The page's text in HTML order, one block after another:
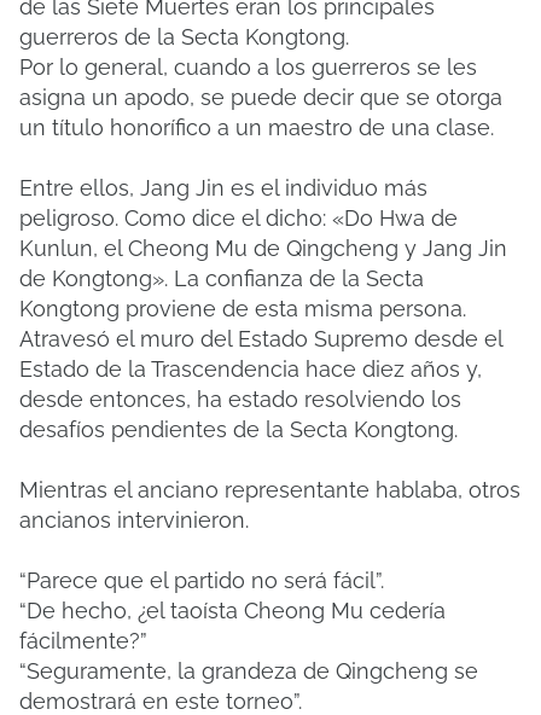
de las Siete Muertes eran los principales
guerreros de la Secta Kongtong.
Por lo general, cuando a los guerreros se les
asigna un apodo, se puede decir que se otorga
un título honorífico a un maestro de una clase.
Entre ellos, Jang Jin es el individuo más
peligroso. Como dice el dicho: «Do Hwa de
Kunlun, el Cheong Mu de Qingcheng y Jang Jin
de Kongtong». La confianza de la Secta
Kongtong proviene de esta misma persona.
Atravesó el muro del Estado Supremo desde el
Estado de la Trascendencia hace diez años y,
desde entonces, ha estado resolviendo los
desafíos pendientes de la Secta Kongtong.
Mientras el anciano representante hablaba, otros
ancianos intervinieron.
“Parece que el partido no será fácil”.
“De hecho, ¿el taoísta Cheong Mu cedería
fácilmente?”
“Seguramente, la grandeza de Qingcheng se
demostrará en este torneo”.